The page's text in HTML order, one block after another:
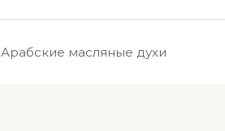
Арабские масляные духи